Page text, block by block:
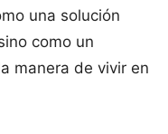
una solución
como un
manera de vivir en